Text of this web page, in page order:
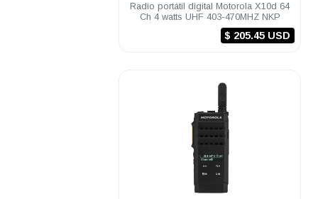
Radio portátil digital Motorola X10d 64
Ch 4 watts UHF 403-470MHZ NKP
$ 205.45 USD